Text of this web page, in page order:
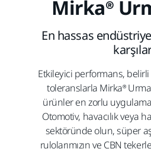
Mirka®
En hassas
Etkileyici performans,
toleranslarla Mirka®
ürünler en zorlu
Otomotiv, havacılık veya
sektöründe olun, süper
rulolarımızın ve CBN